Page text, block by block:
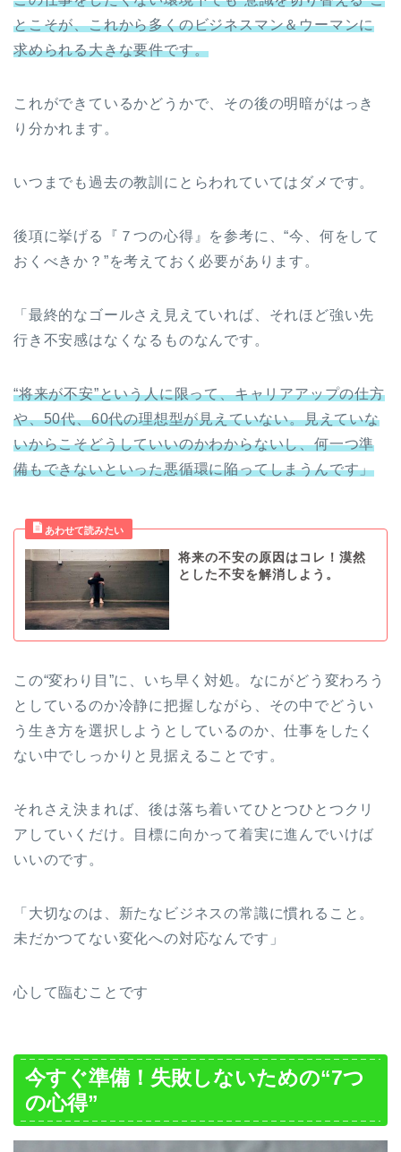
とこそが、これから多くのビジネスマン＆ウーマンに
求められる大きな要件です。
これができているかどうかで、その後の明暗がはっき
り分かれます。
いつまでも過去の教訓にとらわれていてはダメです。
後項に挙げる『７つの心得』を参考に、“今、何をして
おくべきか？”を考えておく必要があります。
「最終的なゴールさえ見えていれば、それほど強い先
行き不安感はなくなるものなんです。
“将来が不安”という人に限って、キャリアアップの仕方
や、50代、60代の理想型が見えていない。見えていな
いからこそどうしていいのかわからないし、何一つ準
備もできないといった悪循環に陥ってしまうんです」
将来の不安の原因はコレ！漠然
とした不安を解消しよう。
この“変わり目”に、いち早く対処。なにがどう変わろう
としているのか冷静に把握しながら、その中でどうい
う生き方を選択しようとしているのか、仕事をしたく
ない中でしっかりと見据えることです。
それさえ決まれば、後は落ち着いてひとつひとつクリ
アしていくだけ。目標に向かって着実に進んでいけば
いいのです。
「大切なのは、新たなビジネスの常識に慣れること。
未だかつてない変化への対応なんです」
心して臨むことです
今すぐ準備！失敗しないための“7つ
の心得”